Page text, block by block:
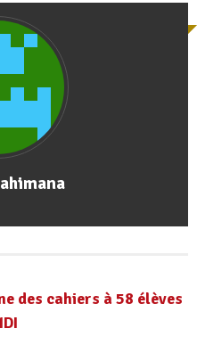
des cahiers à 58 élèves